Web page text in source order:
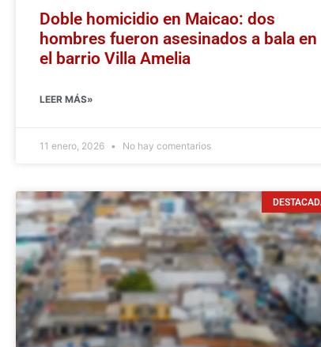
Doble homicidio en Maicao: dos
hombres fueron asesinados a bala en
el barrio Villa Amelia
LEER MÁS»
11 enero, 2026 No hay comentarios